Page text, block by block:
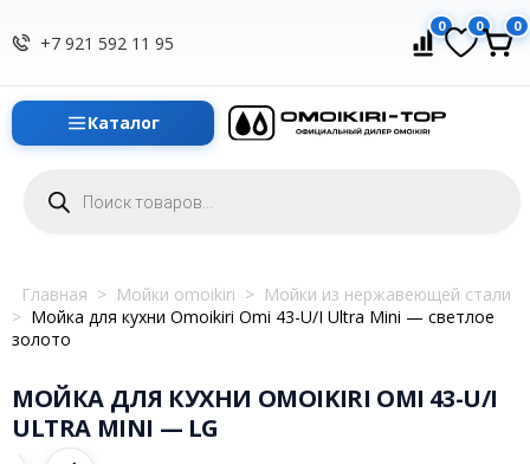
+7 921 592 11 95
0 0 0
Каталог
товаров
Главная > Мойки omoikiri > Мойки из нержавеющей стали
> Мойка для кухни Omoikiri Omi 43-U/I Ultra Mini — светлое
золото
МОЙКА ДЛЯ КУХНИ OMOIKIRI OMI 43-U/I
ULTRA MINI — LG